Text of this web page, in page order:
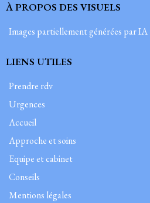
À PROPOS DES VISUELS
Images partiellement générées par IA
LIENS UTILES
Prendre rdv
Urgences
Accueil
Approche et soins
Equipe et cabinet
Conseils
Mentions légales